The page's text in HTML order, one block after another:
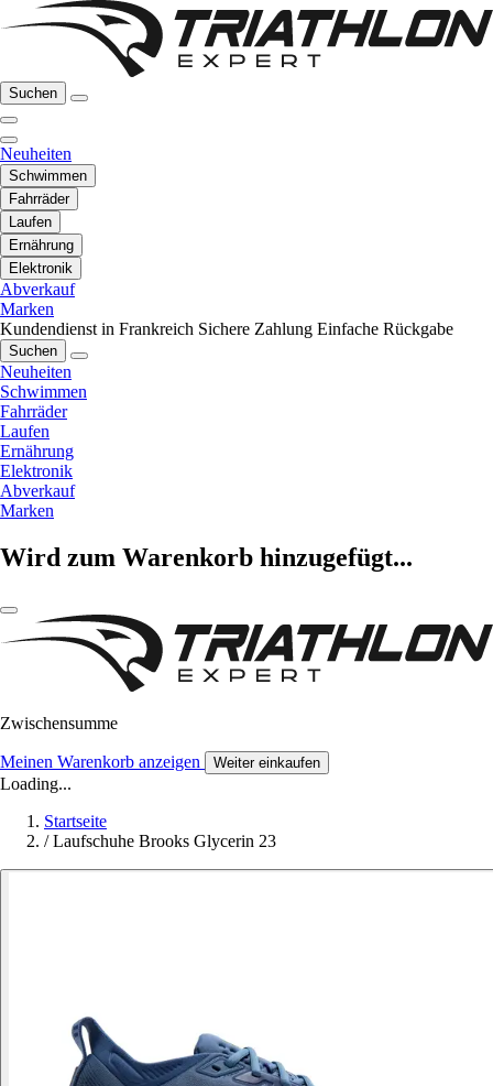
Suchen
Neuheiten
Schwimmen
Fahrräder
Laufen
Ernährung
Elektronik
Abverkauf
Marken
Kundendienst in Frankreich Sichere Zahlung Einfache Rückgabe
Suchen
Neuheiten
Schwimmen
Fahrräder
Laufen
Ernährung
Elektronik
Abverkauf
Marken
Wird zum Warenkorb hinzugefügt...
Zwischensumme
Meinen Warenkorb anzeigen Weiter einkaufen
Loading...
Startseite
/ Laufschuhe Brooks Glycerin 23